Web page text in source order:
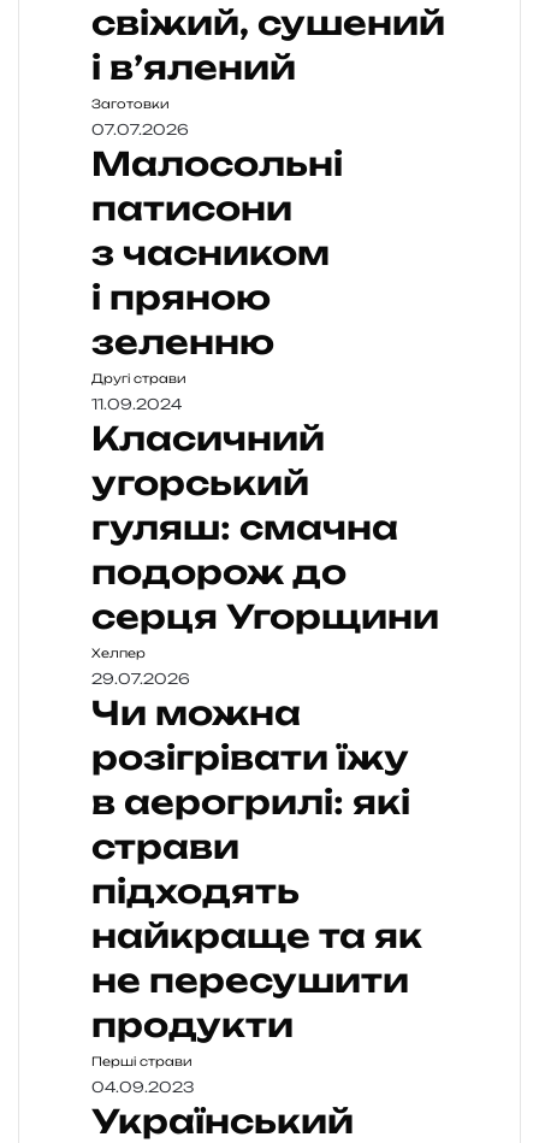
свіжий, сушений
і в’ялений
Заготовки
07.07.2026
Малосольні
патисони
з часником
і пряною
зеленню
Другі страви
11.09.2024
Класичний
угорський
гуляш: смачна
подорож до
серця Угорщини
Хелпер
29.07.2026
Чи можна
розігрівати їжу
в аерогрилі: які
страви
підходять
найкраще та як
не пересушити
продукти
Перші страви
04.09.2023
Український